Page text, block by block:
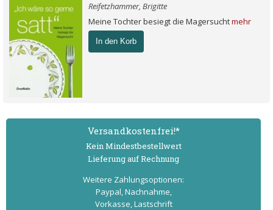
Reifetzhammer, Brigitte
Meine Tochter besiegt die Magersuchtmehr
In den Korb
Versand­kostenfrei!*
Kein Mindest­bestell­wert
Lieferung auf Rechnung
Weitere Zahlungs­optionen:
Paypal, Nachnahme,
Vorkasse, Lastschrift